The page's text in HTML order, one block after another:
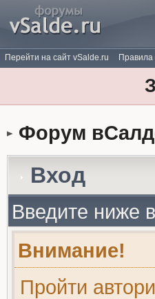
Перейти на сайт vSalde.ru
Форум
Вход
Введите ниже
Внимание!
Пройти